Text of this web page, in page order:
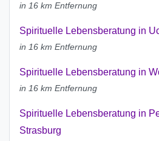
in 16 km Entfernung
Spirituelle Lebensberatung in
in 16 km Entfernung
Spirituelle Lebensberatung in
in 16 km Entfernung
Spirituelle Lebensberatung in
Strasburg